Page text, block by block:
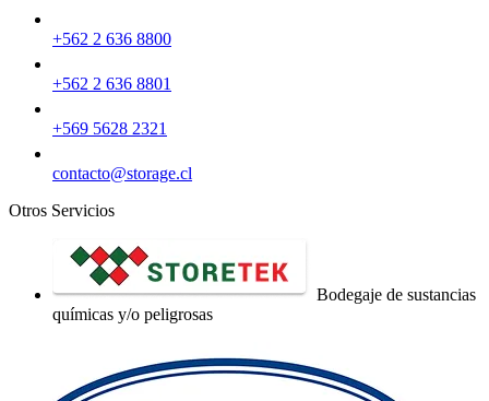
+562 2 636 8800
+562 2 636 8801
+569 5628 2321
contacto@storage.cl
Otros Servicios
Bodegaje de sustancias
químicas y/o peligrosas